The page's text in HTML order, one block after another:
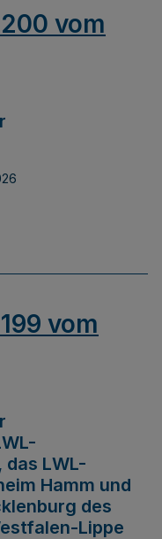
vom
vom
LWL-
Hamm und
des
Lippe